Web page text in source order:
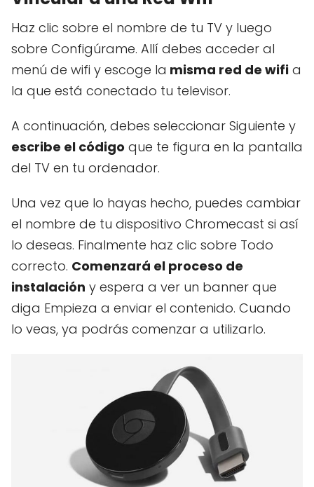
Haz clic sobre el nombre de tu TV y luego
sobre Configúrame. Allí debes acceder al
menú de wifi y escoge la misma red de wifi a
la que está conectado tu televisor.
A continuación, debes seleccionar Siguiente y
escribe el código que te figura en la pantalla
del TV en tu ordenador.
Una vez que lo hayas hecho, puedes cambiar
el nombre de tu dispositivo Chromecast si así
lo deseas. Finalmente haz clic sobre Todo
correcto. Comenzará el proceso de
instalación y espera a ver un banner que
diga Empieza a enviar el contenido. Cuando
lo veas, ya podrás comenzar a utilizarlo.